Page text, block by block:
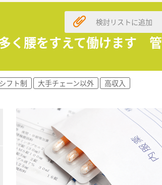
く腰をすえて働けます 管
検討リストに追加
シフト制 大手チェーン以外
高収入